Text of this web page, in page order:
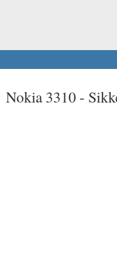
Nokia 3310 -